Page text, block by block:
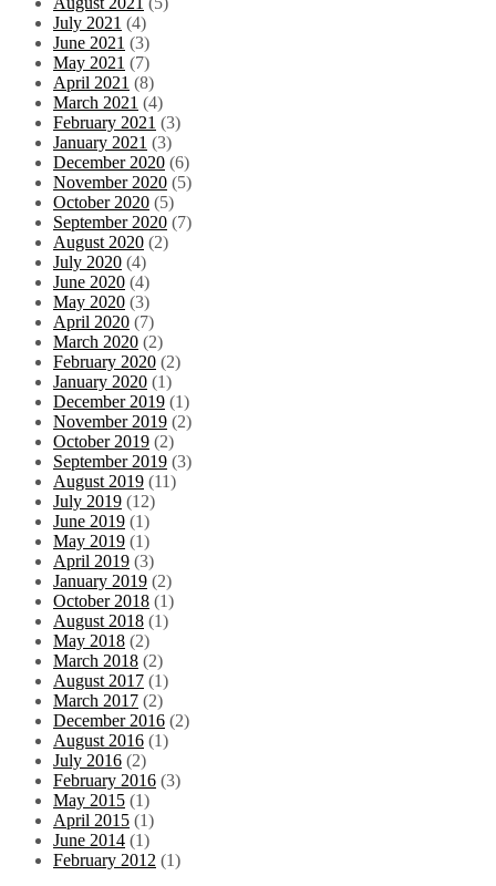
July 2021 (4)
June 2021 (3)
May 2021 (7)
April 2021 (8)
March 2021 (4)
February 2021 (3)
January 2021 (3)
December 2020 (6)
November 2020 (5)
October 2020 (5)
September 2020 (7)
August 2020 (2)
July 2020 (4)
June 2020 (4)
May 2020 (3)
April 2020 (7)
March 2020 (2)
February 2020 (2)
January 2020 (1)
December 2019 (1)
November 2019 (2)
October 2019 (2)
September 2019 (3)
August 2019 (11)
July 2019 (12)
June 2019 (1)
May 2019 (1)
April 2019 (3)
January 2019 (2)
October 2018 (1)
August 2018 (1)
May 2018 (2)
March 2018 (2)
August 2017 (1)
March 2017 (2)
December 2016 (2)
August 2016 (1)
July 2016 (2)
February 2016 (3)
May 2015 (1)
April 2015 (1)
June 2014 (1)
February 2012 (1)